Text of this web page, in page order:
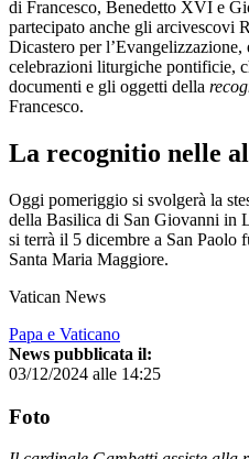
di Francesco, Benedetto XVI e
partecipato anche gli arcivescovi
Dicastero per
celebrazioni liturgiche pontificie,
documenti e gli oggetti della
Francesco.
La recognitio nelle
Oggi pomeriggio si svolgerà la
della Basilica di San Giovanni in
si terrà il 5 dicembre a San Paolo
Santa Maria Maggiore.
Vatican News
Papa e Vaticano
News pubblicata il:
03/12/2024 alle 14:25
Foto